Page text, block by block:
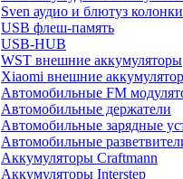
Sven аудио и блютуз колонки
USB флеш-память
USB-HUB
WST внешние аккумуляторы
Xiaomi внешние
Автомобильные FM
Автомобильные держатели
Автомобильные зарядные
Автомобильные
Аккумуляторы Craftmann
Аккумуляторы Interstep